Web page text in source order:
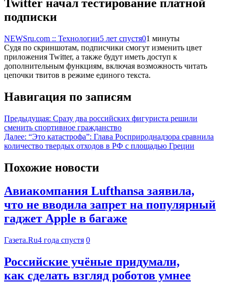
Twitter начал тестирование платной
подписки
NEWSru.com :: Технологии5 лет спустя01 минуты
Судя по скриншотам, подписчики смогут изменить цвет
приложения Twitter, а также будут иметь доступ к
дополнительным функциям, включая возможность читать
цепочки твитов в режиме единого текста.
Навигация по записям
Предыдущая: Сразу два российских фигуриста решили
сменить спортивное гражданство
Далее: “Это катастрофа”: Глава Росприроднадзора сравнила
количество твердых отходов в РФ с площадью Греции
Похожие новости
Авиакомпания Lufthansa заявила,
что не вводила запрет на популярный
гаджет Apple в багаже
Газета.Ru4 года спустя 0
Российские учёные придумали,
как сделать взгляд роботов умнее